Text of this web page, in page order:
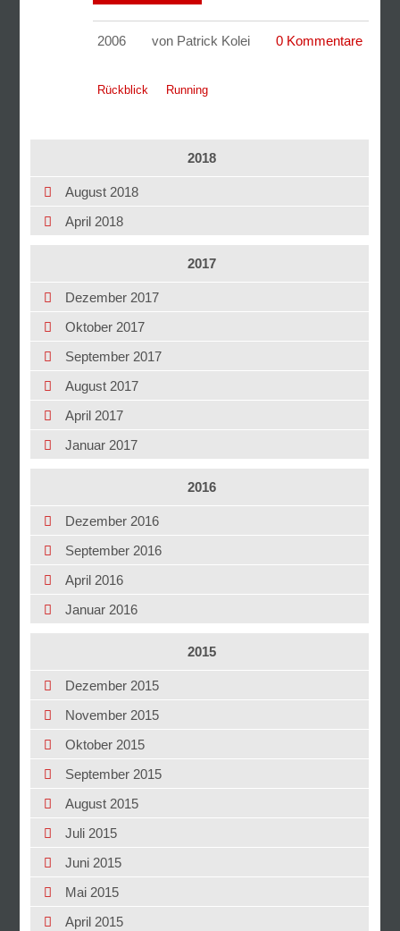
2006 von Patrick Kolei 0 Kommentare
Rückblick Running
2018
August 2018
April 2018
2017
Dezember 2017
Oktober 2017
September 2017
August 2017
April 2017
Januar 2017
2016
Dezember 2016
September 2016
April 2016
Januar 2016
2015
Dezember 2015
November 2015
Oktober 2015
September 2015
August 2015
Juli 2015
Juni 2015
Mai 2015
April 2015